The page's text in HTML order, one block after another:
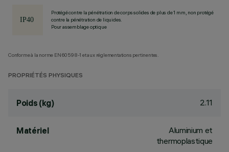
Protégé contre la pénétration de corps solides de plus de 1 mm, non protégé
contre la pénétration de liquides.
Pour assemblage optique
Conforme à la norme EN60598-1 et aux réglementations pertinentes.
PROPRIÉTÉS PHYSIQUES
Poids (kg) 2.11
Matériel
Aluminium et
thermoplastique